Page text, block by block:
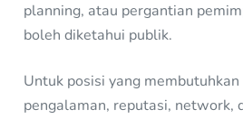
planning, atau pergantian
boleh diketahui publik.
Untuk posisi yang
pengalaman, reputasi, network,